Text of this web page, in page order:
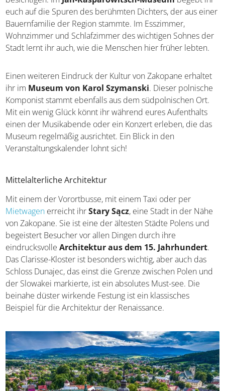
euch auf die Spuren des berühmten Dichters, der aus einer
Bauernfamilie der Region stammte. Im Esszimmer,
Wohnzimmer und Schlafzimmer des wichtigen Sohnes der
Stadt lernt ihr auch, wie die Menschen hier früher lebten.
Einen weiteren Eindruck der Kultur von Zakopane erhaltet
ihr im Museum von Karol Szymanski. Dieser polnische
Komponist stammt ebenfalls aus dem südpolnischen Ort.
Mit ein wenig Glück könnt ihr während eures Aufenthalts
einen der Musikabende oder ein Konzert erleben, die das
Museum regelmäßig ausrichtet. Ein Blick in den
Veranstaltungskalender lohnt sich!
Mittelalterliche Architektur
Mit einem der Vorortbusse, mit einem Taxi oder per
Mietwagen erreicht ihrStary Sącz, eine Stadt in der Nähe
von Zakopane. Sie ist eine der ältesten Städte Polens und
begeistert Besucher vor allen Dingen durch ihre
eindrucksvolleArchitektur aus dem 15. Jahrhundert.
Das Clarisse-Kloster ist besonders wichtig, aber auch das
Schloss Dunajec, das einst die Grenze zwischen Polen und
der Slowakei markierte, ist ein absolutes Must-see. Die
beinahe düster wirkende Festung ist ein klassisches
Beispiel für die Architektur der Renaissance.